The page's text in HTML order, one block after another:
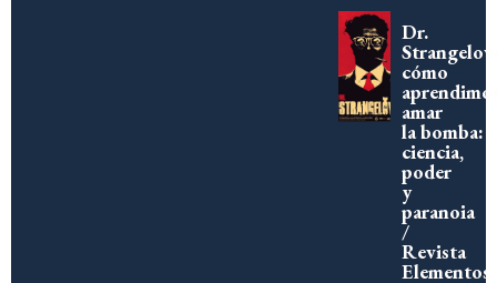
Dr.
cómo
amar
la bomba:
ciencia,
poder
y
paranoia
/
Revista
Elementos